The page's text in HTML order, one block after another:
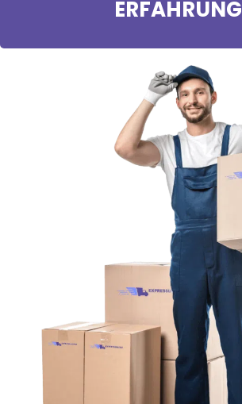
ERFAHRUNG